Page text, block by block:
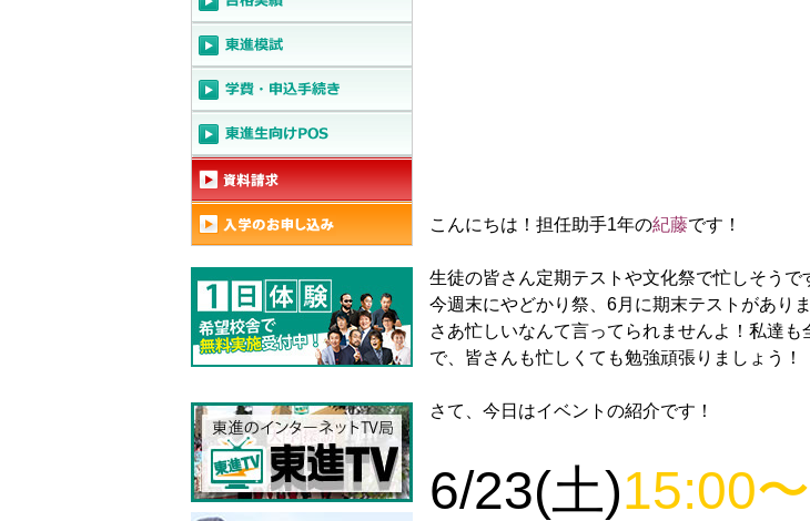
こんにちは！担任助手1年の紀藤です！
生徒の皆さん定期テストや文化祭で忙しそう
今週末にやどかり祭、6月に期末テストがありま
さあ忙しいなんて言ってられませんよ！私達
で、皆さんも忙しくても勉強頑張りましょう！
さて、今日はイベントの紹介です！
6/23(土)15:00